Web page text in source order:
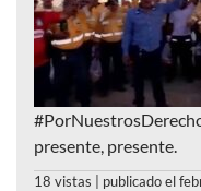
presente, presente.
18 vistas publicado el